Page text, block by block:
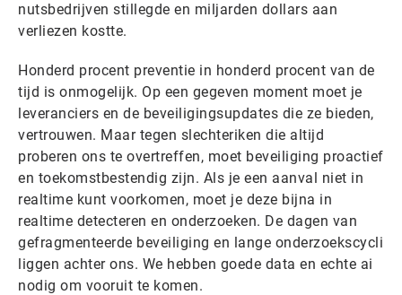
nutsbedrijven stillegde en miljarden dollars aan
verliezen kostte.
Honderd procent preventie in honderd procent van de
tijd is onmogelijk. Op een gegeven moment moet je
leveranciers en de beveiligingsupdates die ze bieden,
vertrouwen. Maar tegen slechteriken die altijd
proberen ons te overtreffen, moet beveiliging proactief
en toekomstbestendig zijn. Als je een aanval niet in
realtime kunt voorkomen, moet je deze bijna in
realtime detecteren en onderzoeken. De dagen van
gefragmenteerde beveiliging en lange onderzoekscycli
liggen achter ons. We hebben goede data en echte ai
nodig om vooruit te komen.